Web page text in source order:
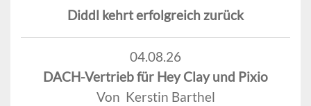
Diddl kehrt erfolgreich zurück
04.08.26
DACH-Vertrieb für Hey Clay und Pixio
Von Kerstin Barthel